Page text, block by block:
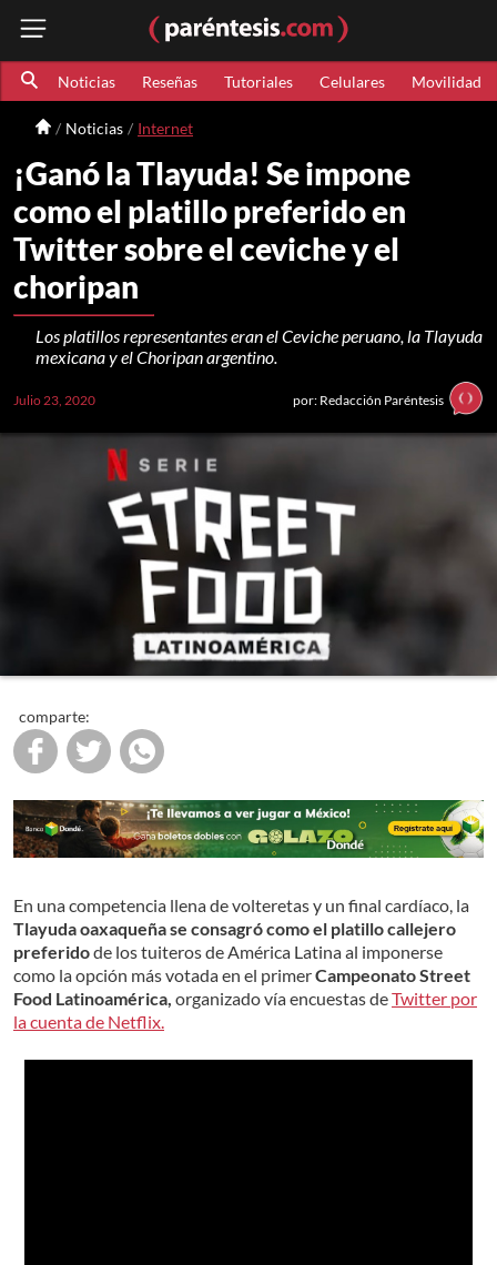
Noticias Reseñas Tutoriales Celulares Movilidad
Noticias Internet
¡Ganó la Tlayuda! Se impone
como el platillo preferido en
Twitter sobre el ceviche y el
choripan
Los platillos representantes eran el Ceviche peruano, la Tlayuda
mexicana y el Choripan argentino.
Julio 23, 2020 por: Redacción Paréntesis
comparte:
En una competencia llena de volteretas y un final cardíaco, la
Tlayuda oaxaqueña se consagró como el platillo callejero
preferidode los tuiteros de América Latina al imponerse
como la opción más votada en el primerCampeonato Street
Food Latinoamérica, organizado vía encuestas deTwitter por
la cuenta de Netflix.